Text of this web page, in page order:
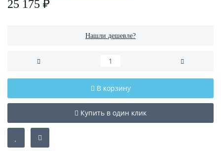
25 175 ₽
Нашли дешевле?
В корзину
Купить в один клик